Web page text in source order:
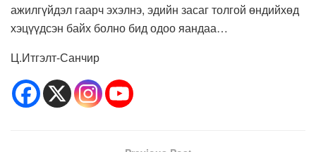
ажилгүйдэл гаарч эхэлнэ, эдийн засаг толгой өндийхөд
хэцүүдсэн байх болно бид одоояандаа…
Ц.Итгэлт-Санчир